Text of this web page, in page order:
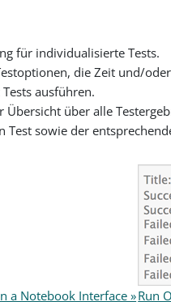
für individualisierte Tests.
die Zeit und/
ausführen.
Übersicht über alle
Test sowie der
a Notebook Interface »Run